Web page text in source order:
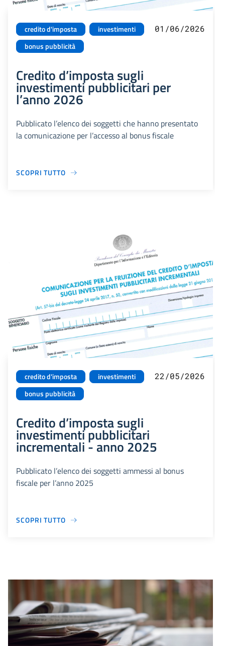
credito d'imposta
investimenti
bonus pubblicità
01/06/2026
Credito d’imposta sugli
investimenti pubblicitari per
l’anno 2026
Pubblicato l’elenco dei soggetti che hanno presentato
la comunicazione per l’accesso al bonus fiscale
SCOPRI TUTTO
credito d'imposta
investimenti
bonus pubblicità
22/05/2026
Credito d’imposta sugli
investimenti pubblicitari
incrementali - anno 2025
Pubblicato l’elenco dei soggetti ammessi al bonus
fiscale per l’anno 2025
SCOPRI TUTTO